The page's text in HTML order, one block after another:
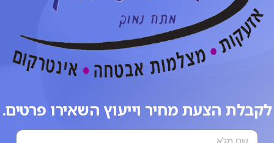
לקבלת הצעת מחיר וייעוץ השאירו פרטים.